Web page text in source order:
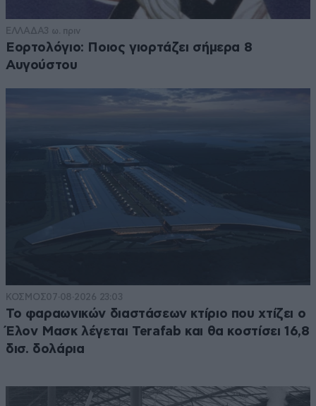
ΕΛΛΑΔΑ3 ω. πριν
Εορτολόγιο: Ποιος γιορτάζει σήμερα 8
Αυγούστου
ΚΟΣΜΟΣ07·08·2026 23:03
Το φαραωνικών διαστάσεων κτίριο που χτίζει ο
Έλον Μασκ λέγεται Terafab και θα κοστίσει 16,8
δισ. δολάρια